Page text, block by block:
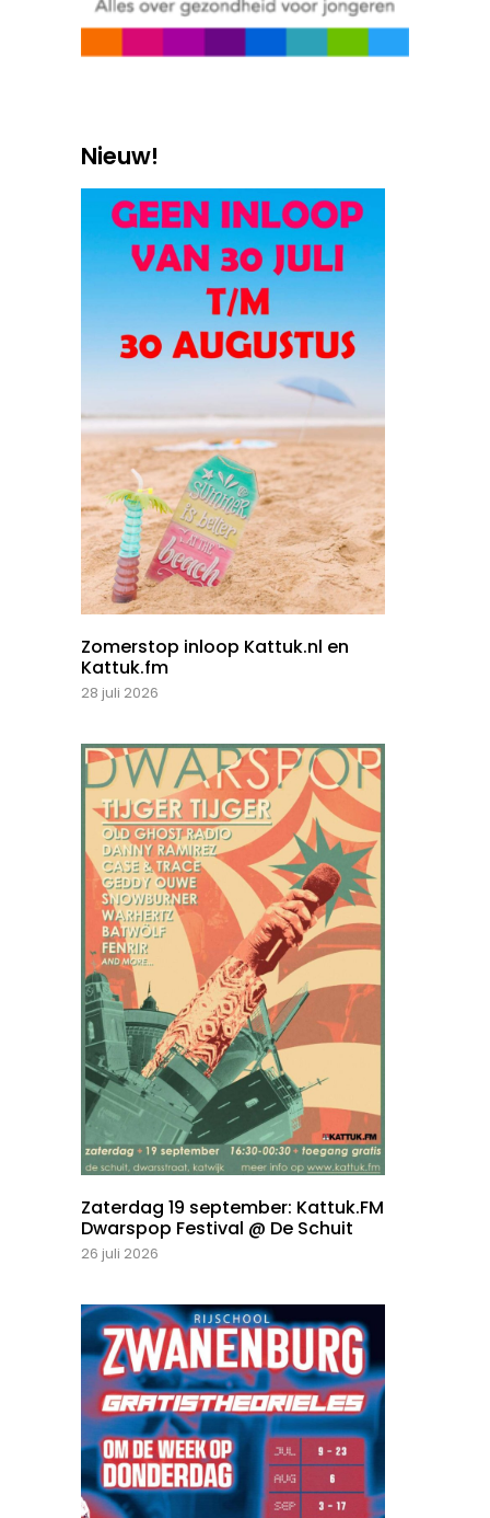
Nieuw!
Zomerstop inloop Kattuk.nl en
Kattuk.fm
28 juli 2026
Zaterdag 19 september: Kattuk.FM
Dwarspop Festival @ De Schuit
26 juli 2026